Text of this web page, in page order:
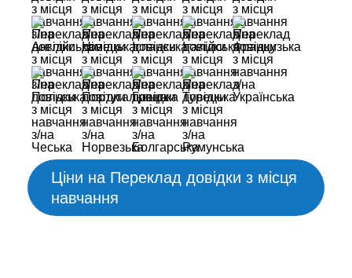
Ціни на Переклад довідки з місця
навчання